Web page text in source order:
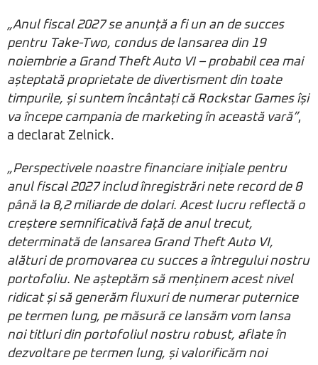
„Anul fiscal 2027 se anunță a fi un an de succes
pentru Take-Two, condus de lansarea din 19
noiembrie a Grand Theft Auto VI – probabil cea mai
așteptată proprietate de divertisment din toate
timpurile, și suntem încântați că Rockstar Games își
va începe campania de marketing în această vară”,
a declarat Zelnick.
„Perspectivele noastre financiare inițiale pentru
anul fiscal 2027 includ înregistrări nete record de 8
până la 8,2 miliarde de dolari. Acest lucru reflectă o
creștere semnificativă față de anul trecut,
determinată de lansarea Grand Theft Auto VI,
alături de promovarea cu succes a întregului nostru
portofoliu. Ne așteptăm să menținem acest nivel
ridicat și să generăm fluxuri de numerar puternice
pe termen lung, pe măsură ce lansăm vom lansa
noi titluri din portofoliul nostru robust, aflate în
dezvoltare pe termen lung, și valorificăm noi